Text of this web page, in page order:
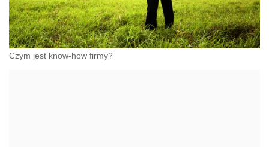
Czym jest know-how firmy?